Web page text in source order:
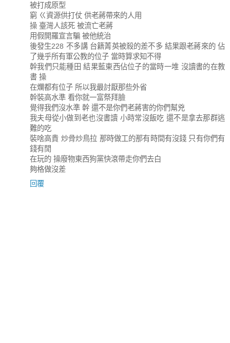
被打成原型
窮 ㄍ資源供打仗 供老蔣帶來的人用
操 臺灣人該死 被流亡老蔣
用假開羅宣言騙 被他統治
後發生228 不多講 台籍菁英被殺的差不多 結果跟老蔣來的 佔
了幾乎所有軍公教的位子 當時算求知不得
幹我們只能種田 結果藍東西佔位子的當時一堆 沒讀書的在教
書 操
在爛都有位子 所以我最討厭那些外省
幹裝高水準 看你就一富祭拜臉
覺得我們沒水準 幹 還不是你們老蔣害的你們幫兇
我夫母從小做到老也沒書讀 小時常沒飯吃 還不是拿去那群逃
難的吃
裝啥高貴 炒骨炒鳥拉 那時做工的那有時間有沒錢 只有你們有
錢有閒
在玩的 操廢物東西狗黨快滾帶走你們去白
夠格做沒差
回覆